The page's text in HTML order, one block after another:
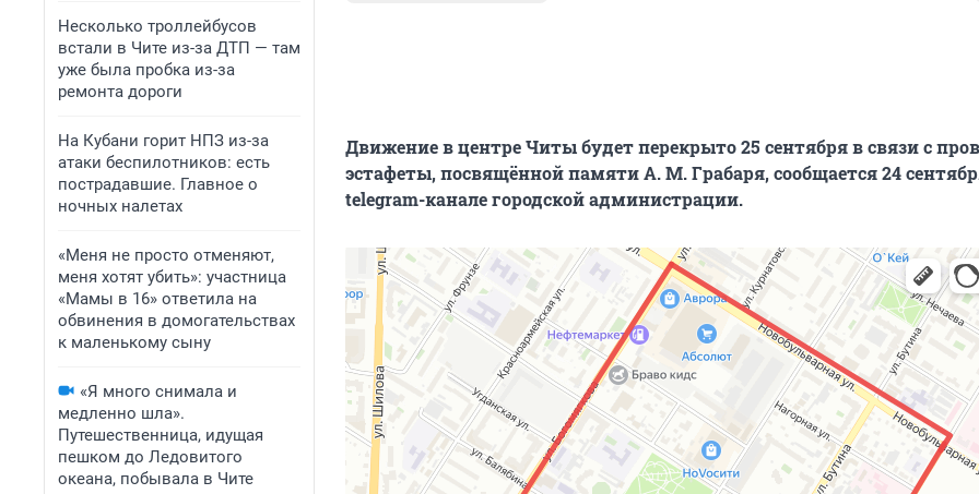
Несколько троллейбусов
встали в Чите из-за ДТП — там
уже была пробка из-за
ремонта дороги
На Кубани горит НПЗ из-за
атаки беспилотников: есть
пострадавшие. Главное о
ночных налетах
«Меня не просто отменяют,
меня хотят убить»: участница
«Мамы в 16» ответила на
обвинения в домогательствах
к маленькому сыну
«Я много снимала и
медленно шла».
Путешественница, идущая
пешком до Ледовитого
океана, побывала в Чите
Движение в центре Читы будет перекрыто 25 сентября в связи с
эстафеты, посвящённой памяти А. М. Грабаря, сообщается 24
telegram-канале городской администрации.